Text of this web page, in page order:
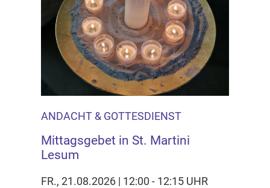
ANDACHT & GOTTESDIENST
Mittagsgebet in St. Martini
Lesum
FR., 21.08.2026 | 12:00 - 12:15 UHR